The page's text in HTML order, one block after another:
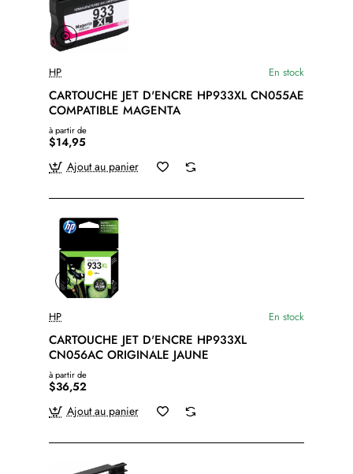
HP En stock
CARTOUCHE JET D'ENCRE HP933XL CN055AE
COMPATIBLE MAGENTA
à partir de
$14,95
Ajout au panier
HP En stock
CARTOUCHE JET D'ENCRE HP933XL
CN056AC ORIGINALE JAUNE
à partir de
$36,52
Ajout au panier